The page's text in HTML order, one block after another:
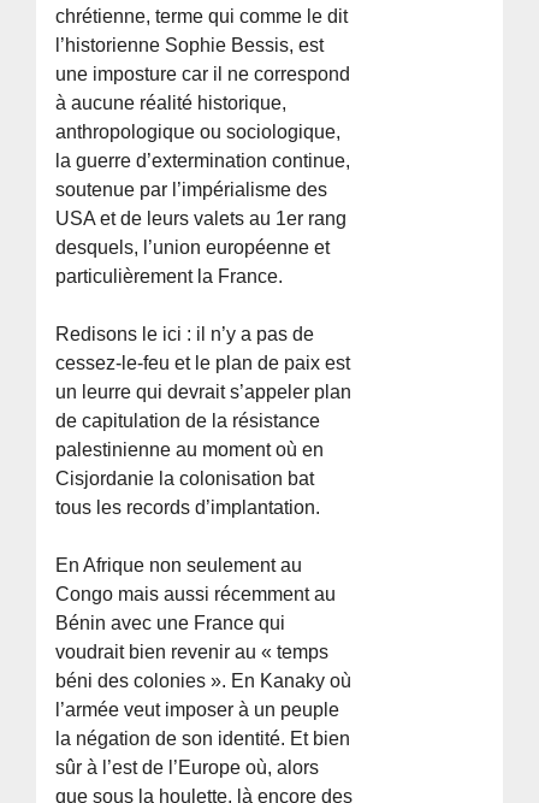
chrétienne, terme qui comme le dit
l’historienne Sophie Bessis, est
une imposture car il ne correspond
à aucune réalité historique,
anthropologique ou sociologique,
la guerre d’extermination continue,
soutenue par l’impérialisme des
USA et de leurs valets au 1er rang
desquels, l’union européenne et
particulièrement la France.
Redisons le ici : il n’y a pas de
cessez-le-feu et le plan de paix est
un leurre qui devrait s’appeler plan
de capitulation de la résistance
palestinienne au moment où en
Cisjordanie la colonisation bat
tous les records d’implantation.
En Afrique non seulement au
Congo mais aussi récemment au
Bénin avec une France qui
voudrait bien revenir au « temps
béni des colonies ». En Kanaky où
l’armée veut imposer à un peuple
la négation de son identité. Et bien
sûr à l’est de l’Europe où, alors
que sous la houlette, là encore des